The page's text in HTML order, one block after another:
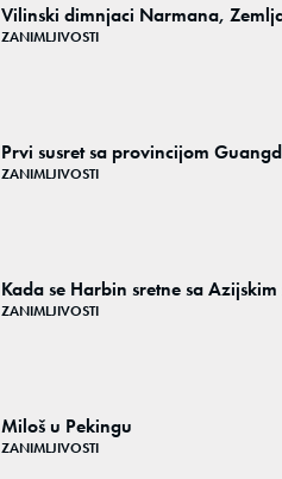
Vilinski dimnjaci Narmana,
ZANIMLJIVOSTI
Prvi susret sa provincijom
ZANIMLJIVOSTI
Kada se Harbin sretne sa
ZANIMLJIVOSTI
Miloš u Pekingu
ZANIMLJIVOSTI